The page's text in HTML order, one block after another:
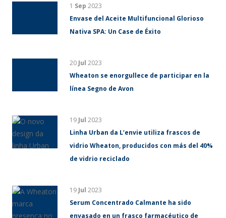
1 Sep 2023
Envase del Aceite Multifuncional Glorioso
Nativa SPA: Un Case de Éxito
20 Jul 2023
Wheaton se enorgullece de participar en la
línea Segno de Avon
19 Jul 2023
Linha Urban da L’envie utiliza frascos de
vidrio Wheaton, producidos con más del 40%
de vidrio reciclado
19 Jul 2023
Serum Concentrado Calmante ha sido
envasado en un frasco farmacéutico de